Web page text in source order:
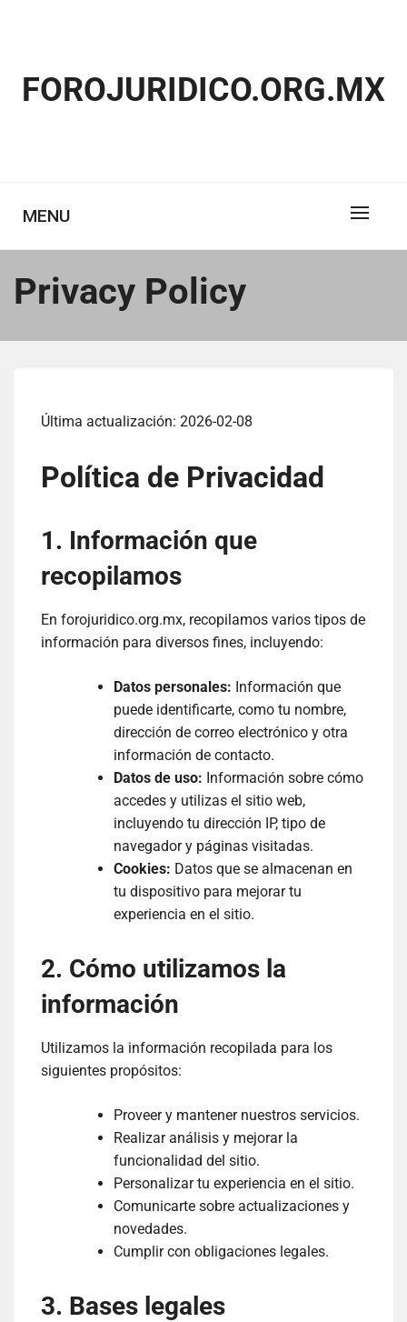
FOROJURIDICO.ORG.MX
MENU
Privacy Policy
Última actualización: 2026-02-08
Política de Privacidad
1. Información que
recopilamos
En forojuridico.org.mx, recopilamos varios tipos de
información para diversos fines, incluyendo:
Datos personales: Información que
puede identificarte, como tu nombre,
dirección de correo electrónico y otra
información de contacto.
Datos de uso: Información sobre cómo
accedes y utilizas el sitio web,
incluyendo tu dirección IP, tipo de
navegador y páginas visitadas.
Cookies: Datos que se almacenan en
tu dispositivo para mejorar tu
experiencia en el sitio.
2. Cómo utilizamos la
información
Utilizamos la información recopilada para los
siguientes propósitos:
Proveer y mantener nuestros servicios.
Realizar análisis y mejorar la
funcionalidad del sitio.
Personalizar tu experiencia en el sitio.
Comunicarte sobre actualizaciones y
novedades.
Cumplir con obligaciones legales.
3. Bases legales